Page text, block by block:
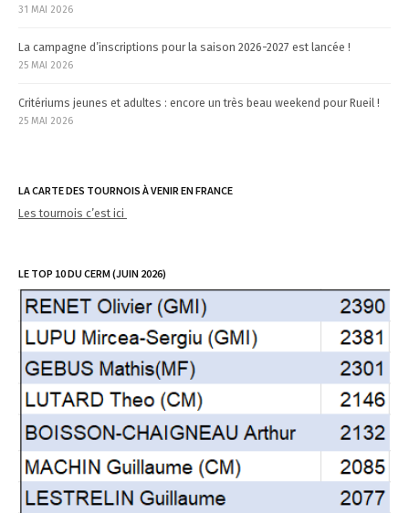
31 MAI 2026
La campagne d’inscriptions pour la saison 2026-2027 est lancée !
25 MAI 2026
Critériums jeunes et adultes : encore un très beau weekend pour Rueil !
25 MAI 2026
LA CARTE DES TOURNOIS À VENIR EN FRANCE
Les tournois c’est ici
LE TOP 10 DU CERM (JUIN 2026)